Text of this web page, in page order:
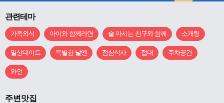
관련테마
가족외식 아이와 함께라면 술 마시는 친구와 함께 소개팅
일상데이트 특별한 날엔 점심식사 접대 주차공간
와인
주변맛집